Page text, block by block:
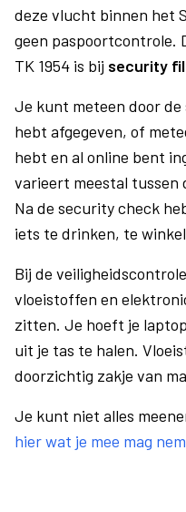
deze vlucht binnen het
geen paspoortcontrole.
TK 1954 is bij security
Je kunt meteen door de
hebt afgegeven, of
hebt en al online bent
varieert meestal tussen
Na de security check
iets te drinken, te
Bij de
vloeistoffen en
zitten. Je hoeft je
uit je tas te halen.
doorzichtig zakje van
Je kunt niet alles
hier wat je mee mag